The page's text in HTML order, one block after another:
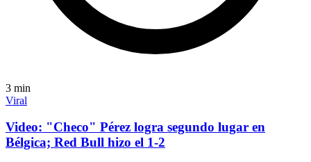
3 min
Viral
Video: "Checo" Pérez logra segundo lugar en
Bélgica; Red Bull hizo el 1-2